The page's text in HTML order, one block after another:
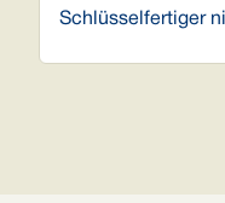
Schlüsselfertiger